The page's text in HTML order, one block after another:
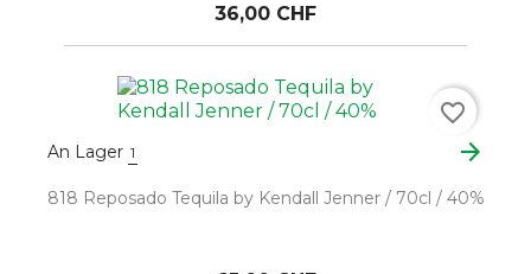
36,00 CHF
An Lager 1 arrow_forward
818 Reposado Tequila by Kendall Jenner / 70cl / 40%
favorite_border